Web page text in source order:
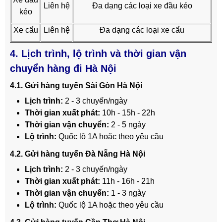
kéo
Liên hệ Đa dạng các loại xe đầu kéo
Xe cẩu Liên hệ Đa dạng các loại xe cẩu
4. Lịch trình, lộ trình và thời gian vận
chuyển hàng đi Hà Nội
4.1. Gửi hàng tuyến Sài Gòn Hà Nội
Lịch trình: 2 - 3 chuyến/ngày
Thời gian xuất phát: 10h - 15h - 22h
Thời gian vận chuyển: 2 - 5 ngày
Lộ trình: Quốc lộ 1A hoặc theo yêu cầu
4.2. Gửi hàng tuyến Đà Nẵng Hà Nội
Lịch trình: 2 - 3 chuyến/ngày
Thời gian xuất phát: 11h - 16h - 21h
Thời gian vận chuyển: 1 - 3 ngày
Lộ trình: Quốc lộ 1A hoặc theo yêu cầu